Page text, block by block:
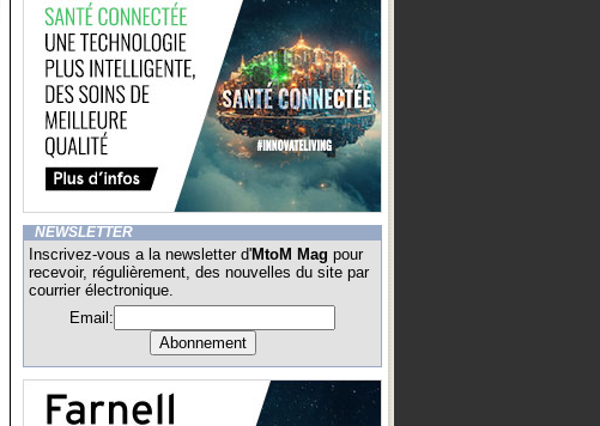
NEWSLETTER
Inscrivez-vous a la newsletter d'MtoM Mag pour
recevoir, régulièrement, des nouvelles du site par
courrier électronique.
Email: